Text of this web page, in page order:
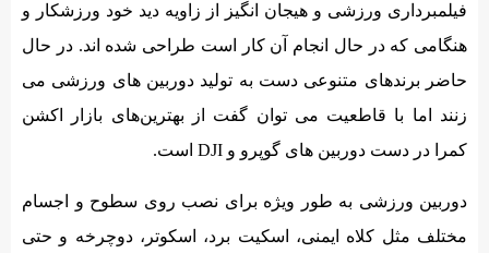
فیلمبرداری ورزشی و هیجان انگیز از زاویه دید خود ورزشکار و
هنگامی که در حال انجام آن کار است طراحی شده اند. در حال
حاضر برندهای متنوعی دست به تولید دوربین های ورزشی می
زنند اما با قاطعیت می توان گفت از بهترین‌های بازار اکشن
کمرا در دست دوربین های گوپرو و DJI است.
دوربین ورزشی به طور ویژه برای نصب روی سطوح و اجسام
مختلف مثل کلاه ایمنی، اسکیت برد، اسکوتر، دوچرخه و حتی